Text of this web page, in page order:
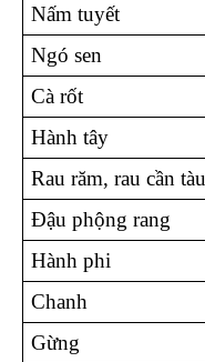
Nấm tuyết
Ngó sen
Cà rốt
Hành tây
Rau răm, rau cần tàu
Đậu phộng rang
Hành phi
Chanh
Gừng